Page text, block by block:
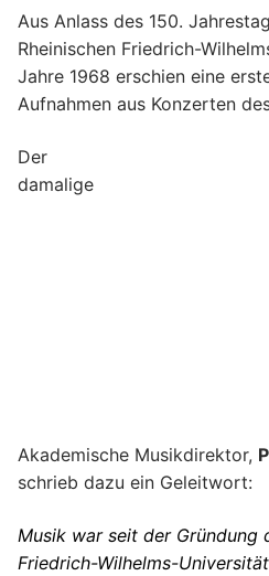
Aus Anlass des 150.
Rheinischen Friedrich-
Jahre 1968 erschien eine
Aufnahmen aus Konzerten
Der
damalige
Akademische Musikdirektor,
schrieb dazu ein Geleitwort:
Musik war seit der Gründung
Friedrich-Wilhelms-